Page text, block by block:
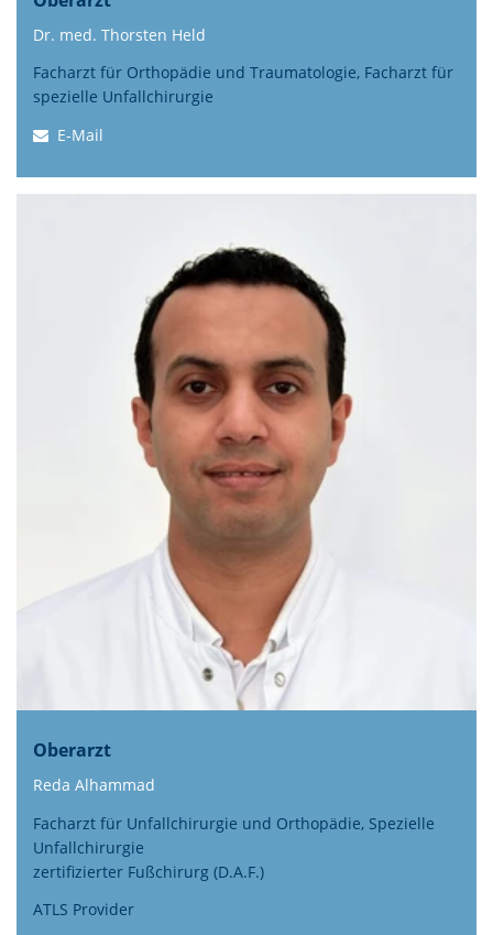
Dr. med. Thorsten Held
Facharzt für Orthopädie und Traumatologie, Facharzt für
spezielle Unfallchirurgie
E-Mail
Oberarzt
Reda Alhammad
Facharzt für Unfallchirurgie und Orthopädie, Spezielle
Unfallchirurgie
zertifizierter Fußchirurg (D.A.F.)
ATLS Provider